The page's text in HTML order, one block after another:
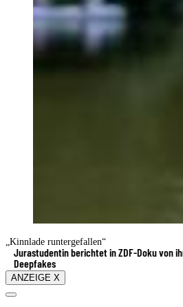
„Kinnlade runtergefallen“
Jurastudentin berichtet in ZDF-Doku von
Deepfakes
ANZEIGE X